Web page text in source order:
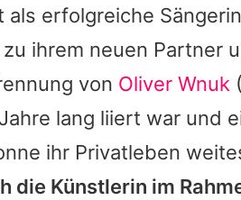
als erfolgreiche
ihrem neuen Partner
von Oliver Wnuk
lang liiert war und
ihr Privatleben
die Künstlerin im